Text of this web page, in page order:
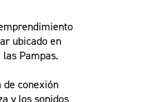
ubicado en
Pampas.
de conexión
y los sonidos